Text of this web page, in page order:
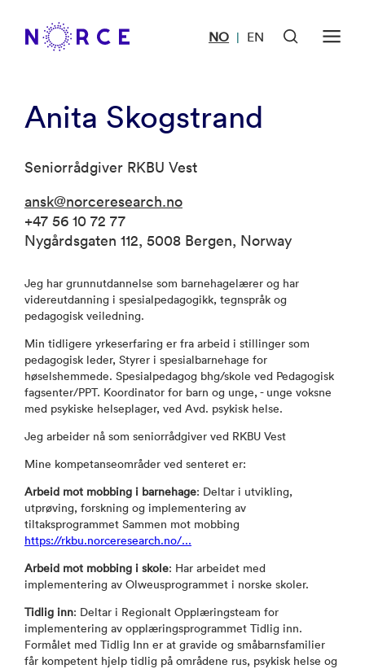
NO | EN
Anita Skogstrand
Seniorrådgiver RKBU Vest
ansk@norceresearch.no
+47 56 10 72 77
Nygårdsgaten 112, 5008 Bergen, Norway
Jeg har grunnutdannelse som barnehagelærer og har
videreutdanning i spesialpedagogikk, tegnspråk og
pedagogisk veiledning.
Min tidligere yrkeserfaring er fra arbeid i stillinger som
pedagogisk leder, Styrer i spesialbarnehage for
høselshemmede. Spesialpedagog bhg/skole ved Pedagogisk
fagsenter/PPT. Koordinator for barn og unge, - unge voksne
med psykiske helseplager, ved Avd. psykisk helse.
Jeg arbeider nå som seniorrådgiver ved RKBU Vest
Mine kompetanseområder ved senteret er:
Arbeid mot mobbing i barnehage: Deltar i utvikling,
utprøving, forskning og implementering av
tiltaksprogrammet Sammen mot mobbing
https://rkbu.norceresearch.no/...
Arbeid mot mobbing i skole: Har arbeidet med
implementering av Olweusprogrammet i norske skoler.
Tidlig inn: Deltar i Regionalt Opplæringsteam for
implementering av opplæringsprogrammet Tidlig inn.
Formålet med Tidlig Inn er at gravide og småbarnsfamilier
får kompetent hjelp tidlig på områdene rus, psykisk helse og